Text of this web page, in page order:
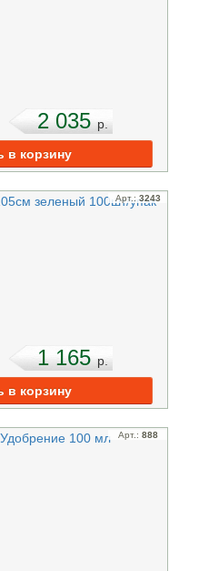
2 035p.
Арт.:3243
1 165p.
Арт.: 888